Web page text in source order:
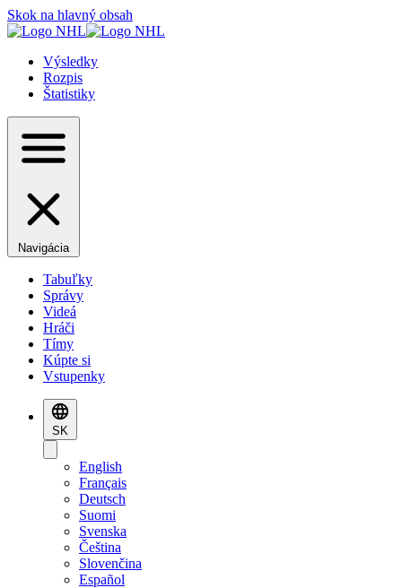
Skok na hlavný obsah
Výsledky
Rozpis
Štatistiky
Navigácia
Tabuľky
Správy
Videá
Hráči
Tímy
Kúpte si
Vstupenky
SK
English
Français
Deutsch
Suomi
Svenska
Čeština
Slovenčina
Español